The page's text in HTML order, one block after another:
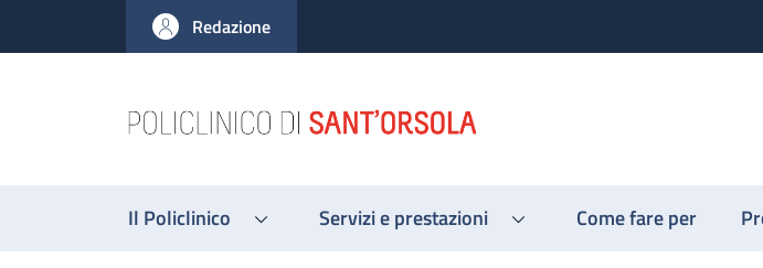
al contenuto principale
to footer content
Redazione
Il Policlinico Servizi e prestazioni Come fare per